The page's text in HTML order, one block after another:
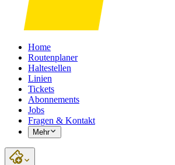
Home
Routenplaner
Haltestellen
Linien
Tickets
Abonnements
Jobs
Fragen & Kontakt
Mehr